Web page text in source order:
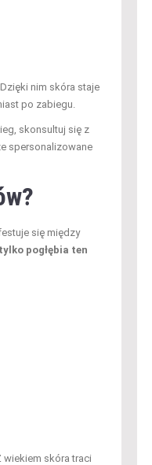
nim skóra staje
po zabiegu.
skonsultuj się z
spersonalizowane
się między
pogłębia ten
wiekiem skóra traci